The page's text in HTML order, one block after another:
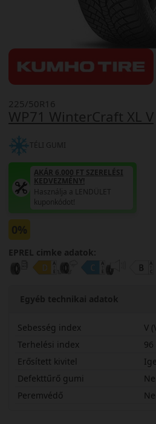
WP71 WinterCraft XL V
225/50R16
TÉLI GUMI
AKÁR 6.000 FT SZERELÉSI
KEDVEZMÉNY!
Használja a LENDÜLET
kuponkódot!
0%
EPREL cimke adatok:
Egyéb technikai adatok
Sebesség index
V
Terhelési index
96
Erősített kivitel
Defekttűrő gumi
Peremvédő